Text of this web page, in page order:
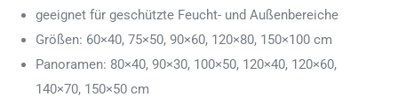
geeignet für geschützte Feucht- und Außenbereiche
Größen: 60×40, 75×50, 90×60, 120×80, 150×100 cm
Panoramen: 80×40, 90×30, 100×50, 120×40, 120×60,
140×70, 150×50 cm